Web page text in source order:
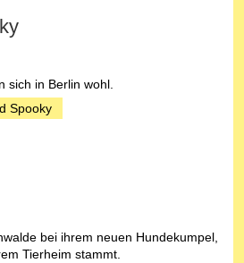
sich in Berlin wohl.
Spooky
bei ihrem neuen Hundekumpel,
Tierheim stammt.